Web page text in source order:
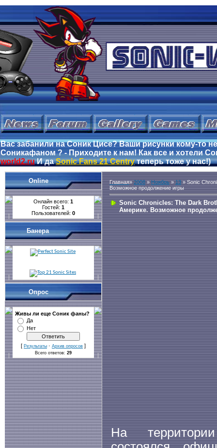
Вас забанили на Соник Цисе? Ваши рисунки кому-то
Соникафаном ? - Приходите к нам! Как все и хотели
world2.ruИ даSonic Fans 21 Centryтеперь тоже у нас!)
Online
Онлайн всего: 1
Гостей: 1
Пользователей: 0
Банера
Опрос
Живы ли еще Cоник фаны?
Да
Нет
[ Результаты · Архив опросов ]
Всего ответов: 29
Главная»2008 » Ноябрь » 13» Sonic
Возможное продолжение игры
Sonic Chronicles: The Dark
Америке. Возможное
На